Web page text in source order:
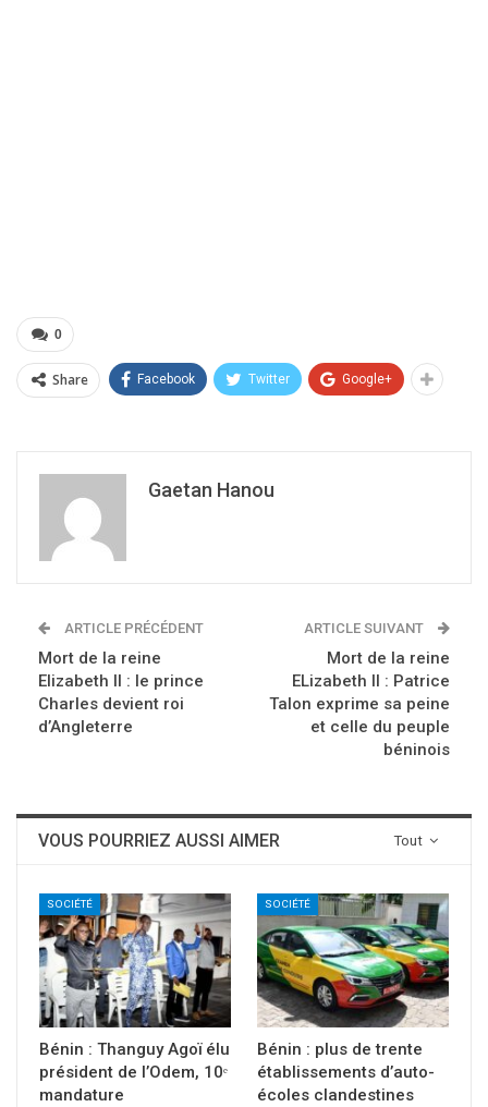
0
Share Facebook Twitter Google+
Gaetan Hanou
ARTICLE PRÉCÉDENT
Mort de la reine
Elizabeth II : le prince
Charles devient roi
d’Angleterre
ARTICLE SUIVANT
Mort de la reine
ELizabeth II : Patrice
Talon exprime sa peine
et celle du peuple
béninois
Tout
VOUS POURRIEZ AUSSI AIMER
SOCIÉTÉ
Bénin : Thanguy Agoï élu
président de l’Odem, 10ᵉ
mandature
SOCIÉTÉ
Bénin : plus de trente
établissements d’auto-
écoles clandestines